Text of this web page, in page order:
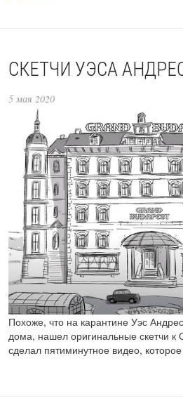
СКЕТЧИ УЭСА
5 мая 2020
Похоже, что на карантине Уэс
дома, нашел оригинальные скетчи
сделал пятиминутное видео,